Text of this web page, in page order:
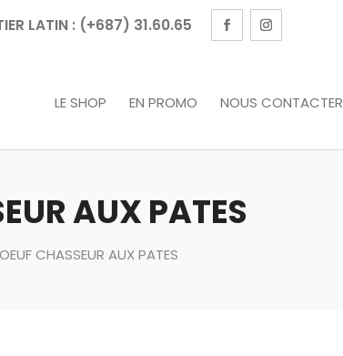
LATIN : (+687) 31.60.65
LE SHOP EN PROMO NOUS CONTACTER
AUX PATES
CHASSEUR AUX PATES